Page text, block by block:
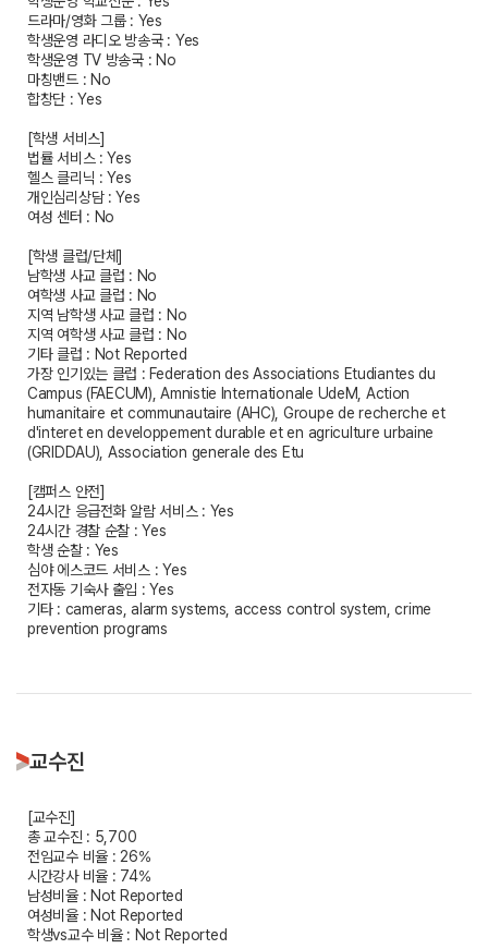
드라마/영화 그룹 : Yes
학생운영 라디오 방송국 : Yes
학생운영 TV 방송국 : No
마칭밴드 : No
합창단 : Yes
[학생 서비스]
법률 서비스 : Yes
헬스 클리닉 : Yes
개인심리상담 : Yes
여성 센터 : No
[학생 클럽/단체]
남학생 사교 클럽 : No
여학생 사교 클럽 : No
지역 남학생 사교 클럽 : No
지역 여학생 사교 클럽 : No
기타 클럽 : Not Reported
가장 인기있는 클럽 : Federation des Associations Etudiantes du
Campus (FAECUM), Amnistie Internationale UdeM, Action
humanitaire et communautaire (AHC), Groupe de recherche et
d'interet en developpement durable et en agriculture urbaine
(GRIDDAU), Association generale des Etu
[캠퍼스 안전]
24시간 응급전화 알람 서비스 : Yes
24시간 경찰 순찰 : Yes
학생 순찰 : Yes
심야 에스코드 서비스 : Yes
전자동 기숙사 출입 : Yes
기타 : cameras, alarm systems, access control system, crime
prevention programs
교수진
[교수진]
총 교수진 : 5,700
전임교수 비율 : 26%
시간강사 비율 : 74%
남성비율 : Not Reported
여성비율 : Not Reported
학생vs교수 비율 : Not Reported